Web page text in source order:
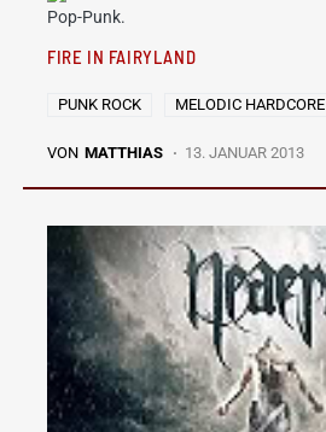
Pop-Punk.
FIRE IN FAIRYLAND
PUNK ROCK MELODIC HARDCORE
VON MATTHIAS 13. JANUAR 2013